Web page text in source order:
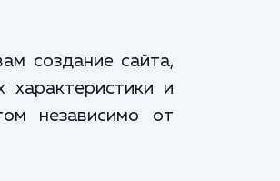
создание сайта,
и
независимо от